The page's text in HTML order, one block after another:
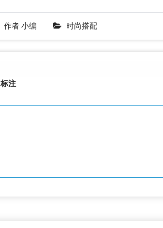
作者 小编 时尚搭配
标注